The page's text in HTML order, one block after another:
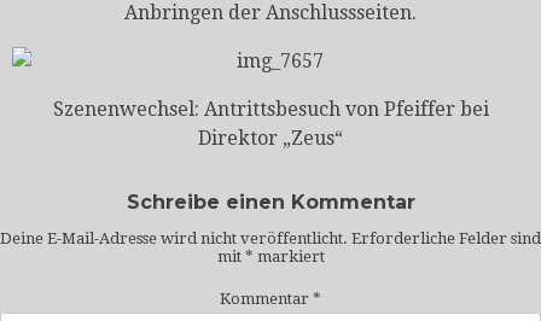
Anbringen der Anschlussseiten.
Szenenwechsel: Antrittsbesuch von Pfeiffer bei
Direktor „Zeus“
Schreibe einen Kommentar
Deine E-Mail-Adresse wird nicht veröffentlicht. Erforderliche Felder sind
mit * markiert
Kommentar *